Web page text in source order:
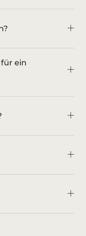
ein